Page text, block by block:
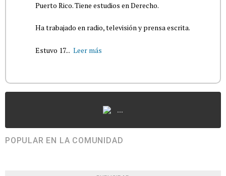
Puerto Rico. Tiene estudios en Derecho.
Ha trabajado en radio, televisión y prensa escrita.
Estuvo 17... Leer más
...
POPULAR EN LA COMUNIDAD